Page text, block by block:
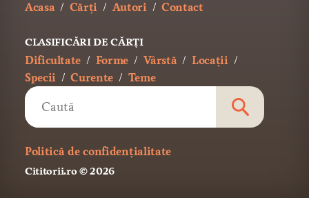
Politică de confidențialitate
Cititorii.ro© 2026
Acasa Cărți Autori Contact
CLASIFICĂRI DE CĂRȚI
Dificultate Forme Vârstă
Locații
Specii
Curente Teme